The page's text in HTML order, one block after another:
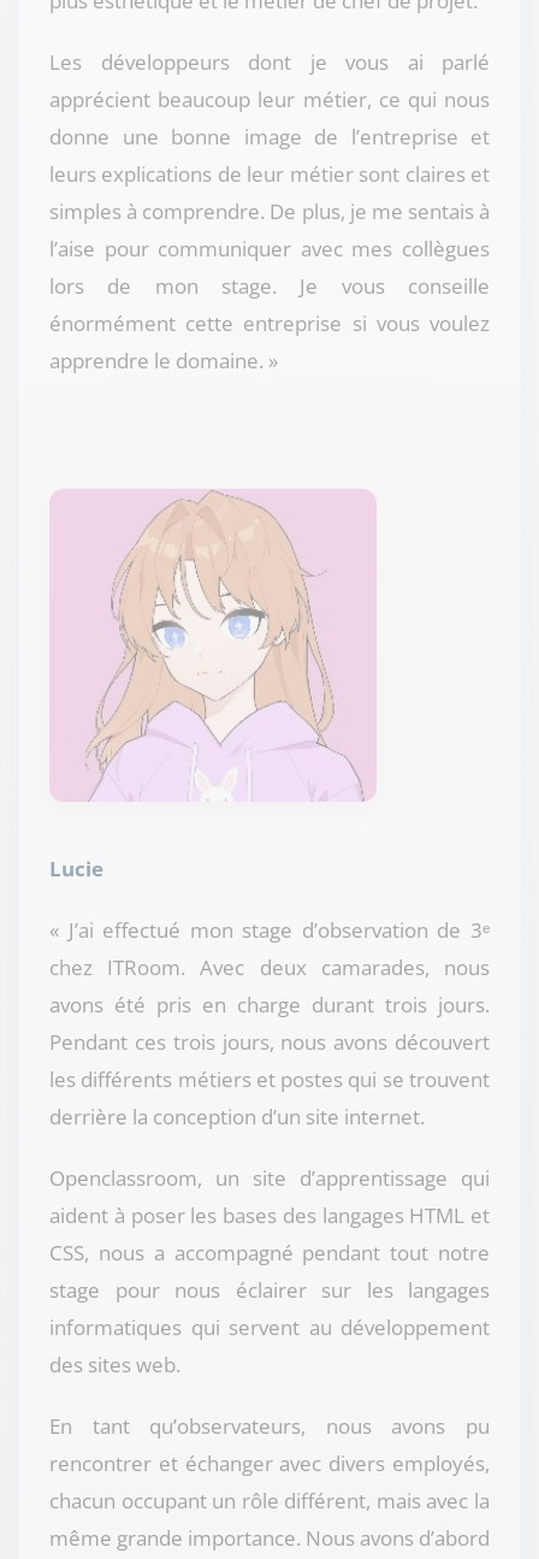
Les développeurs dont je vous ai parlé
apprécient beaucoup leur métier, ce qui nous
donne une bonne image de l’entreprise et
leurs explications de leur métier sont claires et
simples à comprendre. De plus, je me sentais à
l’aise pour communiquer avec mes collègues
lors de mon stage. Je vous conseille
énormément cette entreprise si vous voulez
apprendre le domaine. »
Lucie
« J’ai effectué mon stage d’observation de 3ᵉ
chez ITRoom. Avec deux camarades, nous
avons été pris en charge durant trois jours.
Pendant ces trois jours, nous avons découvert
les différents métiers et postes qui se trouvent
derrière la conception d’un site internet.
Openclassroom, un site d’apprentissage qui
aident à poser les bases des langages HTML et
CSS, nous a accompagné pendant tout notre
stage pour nous éclairer sur les langages
informatiques qui servent au développement
des sites web.
En tant qu’observateurs, nous avons pu
rencontrer et échanger avec divers employés,
chacun occupant un rôle différent, mais avec la
même grande importance. Nous avons d’abord